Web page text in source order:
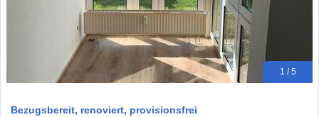
1 / 5
Bezugsbereit, renoviert, provisionsfrei